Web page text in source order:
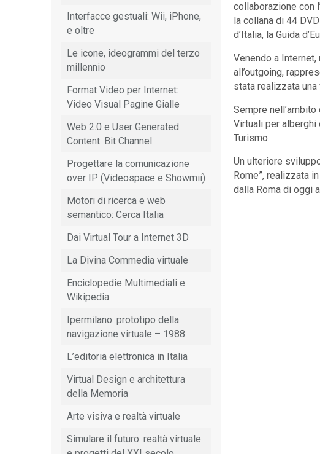
collaborazione con
la collana di 44
d’Italia, la Guida
Venendo a
all’outgoing,
stata realizzata
Sempre
Virtuali per
Turismo.
Un ulteriore
Rome”, realizzata
dalla Roma di oggi
Interfacce gestuali: Wii, iPhone,
e oltre
Le icone, ideogrammi del terzo
millennio
Format Video per Internet:
Video Visual Pagine Gialle
Web 2.0 e User Generated
Content: Bit Channel
Progettare la comunicazione
over IP (Videospace e Showmii)
Motori di ricerca e web
semantico: Cerca Italia
Dai Virtual Tour a Internet 3D
La Divina Commedia virtuale
Enciclopedie Multimediali e
Wikipedia
Ipermilano: prototipo della
navigazione virtuale – 1988
L’editoria elettronica in Italia
Virtual Design e architettura
della Memoria
Arte visiva e realtà virtuale
Simulare il futuro: realtà virtuale